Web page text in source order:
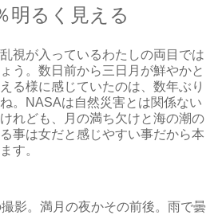
明るく見える
視が入っているわたしの両目では
う。数日前から三日月が鮮やかと
る様に感じていたのは、数年ぶり
。NASAは自然災害とは関係ない
れども、月の満ち欠けと海の潮の
事は女だと感じやすい事だから本
す。
影。満月の夜かその前後。雨で曇